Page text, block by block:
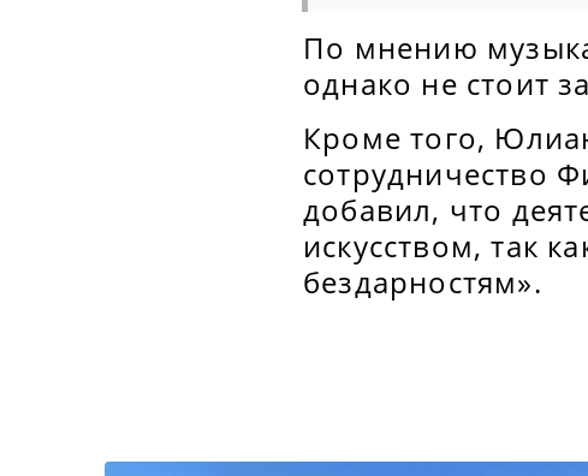
По мнению
однако не стоит
Кроме того,
сотрудничество
добавил, что
искусством, так
бездарностям».